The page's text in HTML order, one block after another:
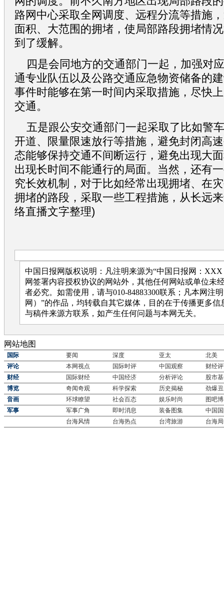
路网中心采取全网调度、远程分流等措施
面积、大范围的拥堵，使局部路段拥堵情
到了缓解。
四是会同地方的交通部门一起，加强对
通专业队伍以及公路交通应急物资储备的
事件时能够在第一时间内采取措施，尽快
交通。
五是跟公安交通部门一起采取了比如警
开道、限量限速放行等措施，避免封闭高
态能够保持交通不间断运行，避免出现大
出现长时间不能通行的局面。当然，还有
究长效机制，对于比如经常出现拥堵、在
拥堵的路段，采取一些工程措施，从长远
络直播文字整理)
中国日报网版权说明：凡注明来源为“中国日报网：
网签署内容授权协议的网站外，其他任何网站或单位未
者必究。如需使用，请与010-84883300联系；凡本网注
网）”的作品，均转载自其它媒体，目的在于传播更多
与稿件来源方联系，如产生任何问题与本网无关。
网站地图
国际 要闻 深度 亚太
北美
评论
本网视点 国际时评 中国观察
财经
财经
国际财经 中国经济 分析评论
股市
博览
奇闻奇观 科学探索 历史揭秘
劲爆
音画
环球瞭望 社会百态 娱乐时尚
图吧
军事
军事广角 即时消息 装备图集
中国
台海风情
台海热点 台湾旅游 台海